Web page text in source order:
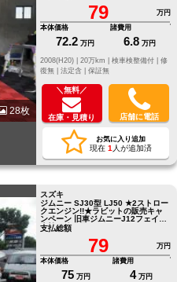
28枚
79
万円
本体価格
72.2 万円
諸費用
6.8 万円
修
復無 | 法定含 | 保証無
＼無料／
在庫・見積り 店舗に電話
お気に入り追加
現在 1 人が追加済
スズキ
ジムニー SJ30型 LJ50 ★2ストロー
クエンジン!!★ラビットの販売キャ
ンペーン 旧車ジムニーJ12フェイス
車検R8年7月まで
支払総額
79
万円
本体価格
75 万円
諸費用
4 万円